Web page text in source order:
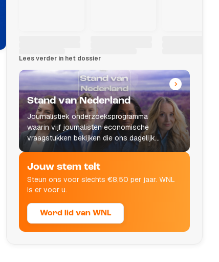
Lees verder in het dossier
Stand van Nederland
Journalistiek onderzoeksprogramma
waarin vijf journalisten economische
vraagstukken bekijken die ons dagelijks
leven raken.
Jouw stem telt
Steun ons voor slechts €8,50 per jaar. WNL
is er voor u.
Word lid van WNL